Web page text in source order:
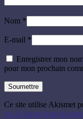
Nom *
E-mail *
Enregistrer mon
pour mon prochain
Ce site utilise Akismet
sur la façon dont les